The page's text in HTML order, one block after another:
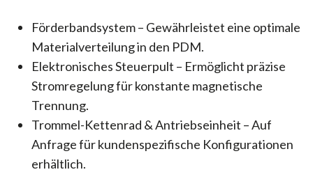
Förderbandsystem – Gewährleistet eine optimale
Materialverteilung in den PDM.
Elektronisches Steuerpult – Ermöglicht präzise
Stromregelung für konstante magnetische
Trennung.
Trommel-Kettenrad & Antriebseinheit – Auf
Anfrage für kundenspezifische Konfigurationen
erhältlich.